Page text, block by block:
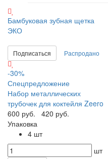
Бамбуковая зубная щетка
ЭКО
Подписаться Распродано
-30%
Спецпредложение
Набор металлических
трубочек для коктейля Zeero
600 руб.
420 руб.
Упаковка
4 шт
шт